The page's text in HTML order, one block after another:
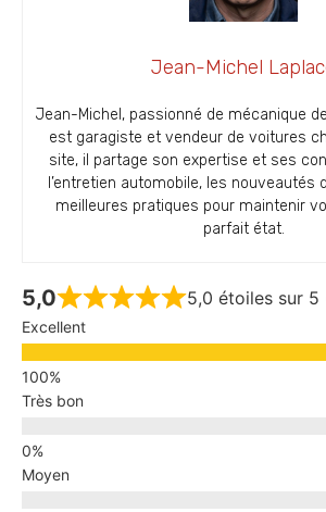
Jean-Michel
Jean-Michel, passionné de mécanique
est garagiste et vendeur de voitures
site, il partage son expertise et ses
l’entretien automobile, les nouveautés
meilleures pratiques pour maintenir
parfait état.
5,0 5,0 étoiles sur 5
Excellent
Très bon
Moyen